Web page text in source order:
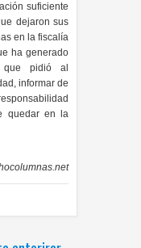
suficiente
dejaron sus
en la fiscalía
ha generado
que pidió al
informar de
quedar en la